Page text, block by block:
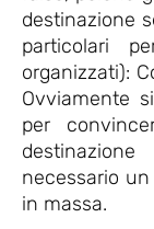
destinazione
particolari
organizzati):
Ovviamente
per
necessario
in massa.